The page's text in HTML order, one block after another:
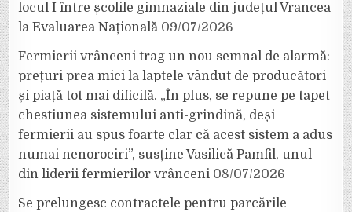
locul I între școlile gimnaziale din județul Vrancea
la Evaluarea Națională 09/07/2026
Fermierii vrânceni trag un nou semnal de alarmă:
prețuri prea mici la laptele vândut de producători
și piață tot mai dificilă. „În plus, se repune pe tapet
chestiunea sistemului anti-grindină, deși
fermierii au spus foarte clar că acest sistem a adus
numai nenorociri”, susține Vasilică Pamfil, unul
din liderii fermierilor vrânceni 08/07/2026
Se prelungesc contractele pentru parcările